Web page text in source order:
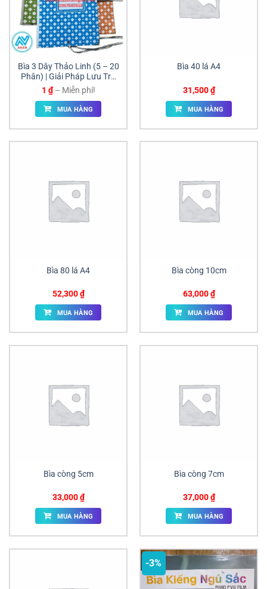
Bìa 3 Dây Thảo Linh (5 – 20
Phân) | Giải Pháp Lưu Trữ
Tài Liệu Văn Phòng Hiệu
1 ₫ – Miễn phí!Khoảng
từ
Miễn
MUA HÀNG
Bìa 40 lá A4
31,500₫
MUA HÀNG
Bìa 80 lá A4
52,300₫
MUA HÀNG
Bìa còng 10cm
63,000₫
MUA HÀNG
Bìa còng 5cm
33,000₫
MUA HÀNG
Bìa còng 7cm
37,000₫
MUA HÀNG
-3%